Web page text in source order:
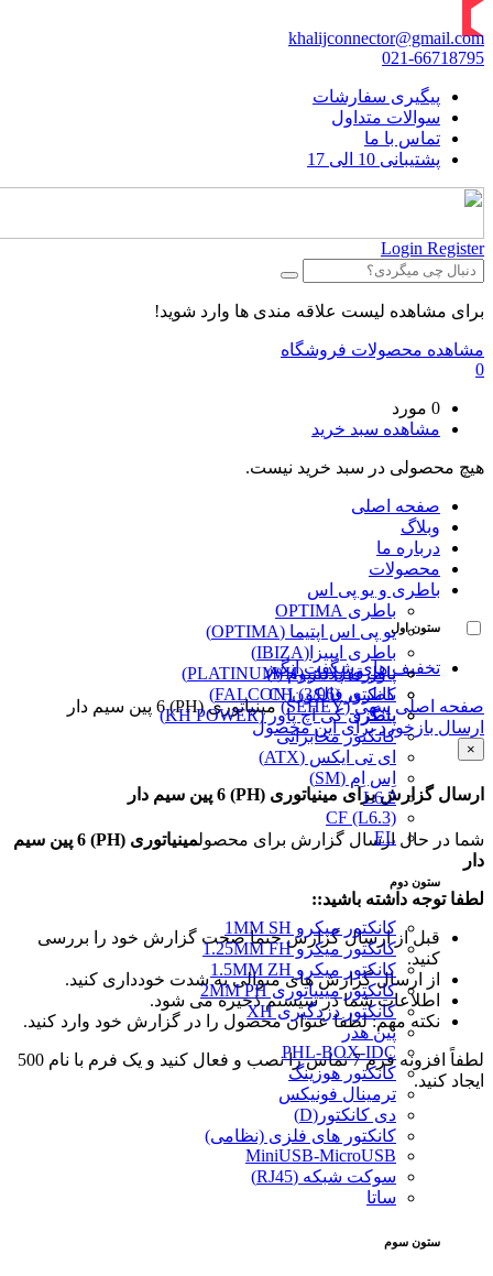
khalijconnector@gmail.com
021-66718795
پیگیری سفارشات
سوالات متداول
تماس با ما
پشتیبانی 10 الی 17
Login Register
برای مشاهده لیست علاقه مندی ها وارد شوید!
مشاهده محصولات فروشگاه
0
0 مورد
مشاهده سبد خرید
هیچ محصولی در سبد خرید نیست.
صفحه اصلی
وبلاگ
درباره ما
محصولات
ستون اول
پاور قفل دار (VH)
کانکتور (3/96) CH
پینگرد
کانکتور مخابراتی
ای تی ایکس (ATX)
اِس اِم (SM)
L6.2
CF (L6.3)
EL
ستون دوم
کانکتور میکرو 1MM SH
کانکتور میکرو 1.25MM FH
کانکتور میکرو 1.5MM ZH
کانکتور مینیاتوری 2MM PH
کانکتور دزدگیری XH
پین هدر
PHL-BOX-IDC
کانکتور هوزینگ
ترمینال فونیکس
دی کانکتور(D)
کانکتور های فلزی (نظامی)
MiniUSB-MicroUSB
سوکت شبکه (RJ45)
ساتا
ستون سوم
باطری و یو پی اس
باطری OPTIMA
یو پی اس اپتیما (OPTIMA)
باطری ایبیزا(IBIZA)
باطری پلاتینیوم (PLATINUM)
باطری فالکون(FALCON)
باطری کی اچ پاور (KH POWER)
تخفیف های شگفت انگیز
صفحه اصلی سِهِی (SEHEY)
مینیاتوری (PH) 6 پین سیم دار
ارسال بازخورد برای این محصول
×
ارسال گزارش برای مینیاتوری (PH) 6 پین سیم دار
شما در حال ارسال گزارش برای محصول
مینیاتوری (PH) 6 پین سیم
دار
لطفا توجه داشته باشید::
قبل از ارسال گزارش حتما صحت گزارش خود را بررسی
کنید.
از ارسال گزارش های متوالی به شدت خودداری کنید.
اطلاعات شما در سیستم ذخیره می شود.
نکته مهم: لطفا عنوان محصول را در گزارش خود وارد کنید.
لطفاً افزونه فرم 7 تماس را نصب و فعال کنید و یک فرم با نام 500
ایجاد کنید.